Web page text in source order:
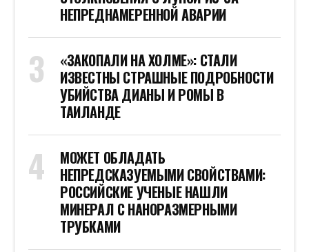
НЕПРЕДНАМЕРЕННОЙ АВАРИИ
«ЗАКОПАЛИ НА ХОЛМЕ»: СТАЛИ
ИЗВЕСТНЫ СТРАШНЫЕ ПОДРОБНОСТИ
УБИЙСТВА ДИАНЫ И РОМЫ В
ТАИЛАНДЕ
МОЖЕТ ОБЛАДАТЬ
НЕПРЕДСКАЗУЕМЫМИ СВОЙСТВАМИ:
РОССИЙСКИЕ УЧЕНЫЕ НАШЛИ
МИНЕРАЛ С НАНОРАЗМЕРНЫМИ
ТРУБКАМИ